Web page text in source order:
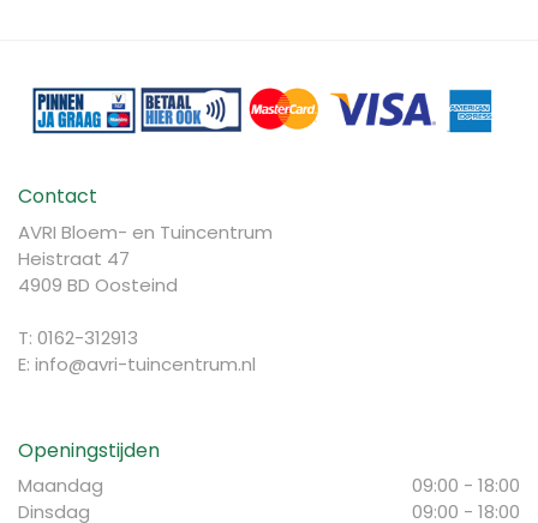
Contact
AVRI Bloem- en Tuincentrum
Heistraat 47
4909 BD Oosteind
T: 0162-312913
E: info@avri-tuincentrum.nl
Openingstijden
Maandag
09:00 - 18:00
Dinsdag
09:00 - 18:00